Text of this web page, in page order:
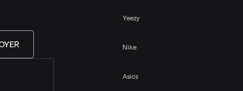
Yeezy
Nike
Asics